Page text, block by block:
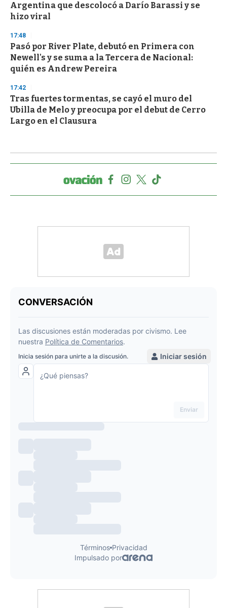
Argentina que descolocó a Darío Barassi y se
hizo viral
17:48
Pasó por River Plate, debutó en Primera con
Newell's y se suma a la Tercera de Nacional:
quién es Andrew Pereira
17:42
Tras fuertes tormentas, se cayó el muro del
Ubilla de Melo y preocupa por el debut de Cerro
Largo en el Clausura